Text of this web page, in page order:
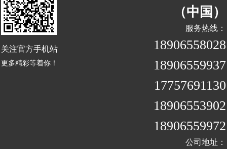
关注官方手机站
更多精彩等着你！
（中国）
服务热线：
18906558028
18906559937
17757691130
18906553902
18906559972
公司地址：